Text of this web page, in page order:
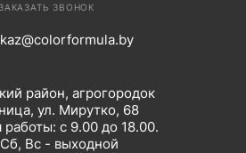
ЗАКАЗАТЬ ЗВОНОК
район, агрогородок
ул. Мирутко, 68
с 9.00 до 18.00.
Сб, Вс - выходной